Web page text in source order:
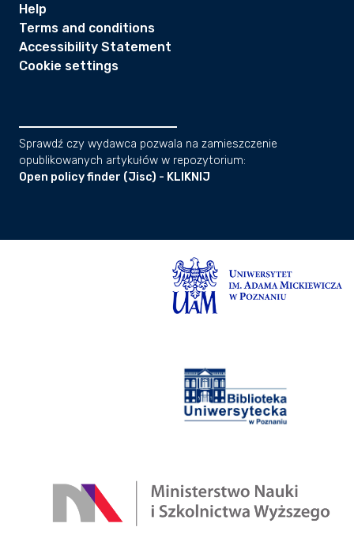
Help
Terms and conditions
Accessibility Statement
Cookie settings
Sprawdź czy wydawca pozwala na zamieszczenie
opublikowanych artykułów w repozytorium:
Open policy finder (Jisc) - KLIKNIJ